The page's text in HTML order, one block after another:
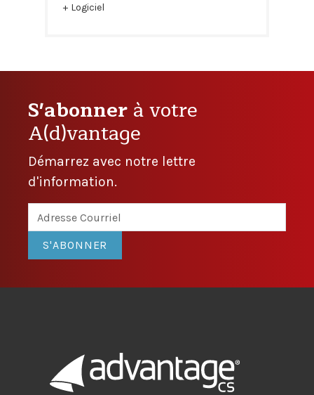
Logiciel
S'abonnerà votre
A(d)vantage
Démarrez avec notre lettre
d'information.
S'ABONNER